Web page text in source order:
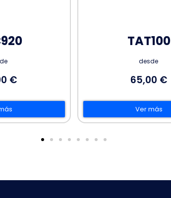
€
FTC961
desde
50,00 €
Ver más